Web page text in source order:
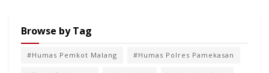
Browse by Tag
#Humas Pemkot Malang #Humas Polres Pamekasan